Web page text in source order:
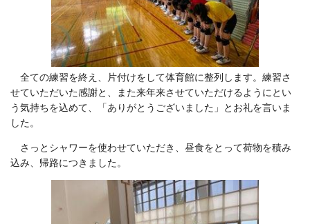
全ての練習を終え、片付けをして体育館に整列します。練習さ
せていただいた感謝と、また来年来させていただけるようにとい
う気持ちを込めて、「ありがとうございました」とお礼を言いま
した。
さっとシャワーを使わせていただき、昼食をとって荷物を積み
込み、帰路につきました。